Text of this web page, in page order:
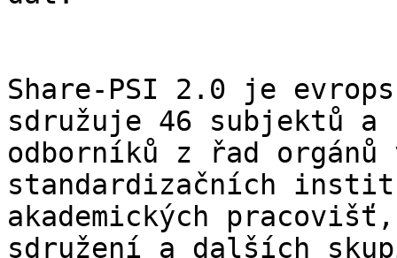
Share-PSI 2.0 je
sdružuje 46 subjektů a
odborníků z řad
standardizačních
akademických
sdružení a dalších